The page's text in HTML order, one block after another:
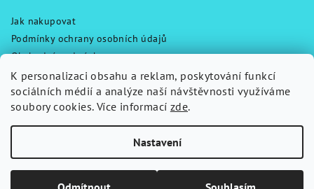
K personalizaci obsahu a reklam, poskytování funkcí
sociálních médií a analýze naší návštěvnosti využíváme
soubory cookies. Více informací zde.
Nastavení
Jak nakupovat
Podmínky ochrany osobních údajů
Obchodní podmínky
Reklamační řád
Návody
Kontakty
nastavení cookies